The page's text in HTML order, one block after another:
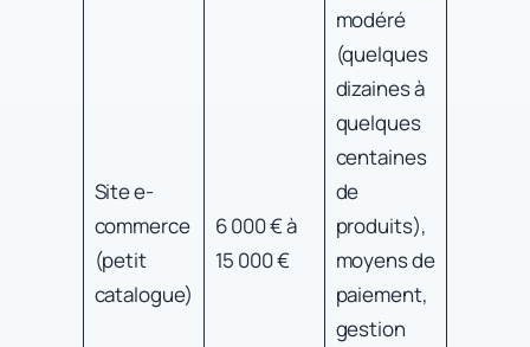
Site e-
commerce
(petit
catalogue)
6 000 € à
15 000 €
modéré
(quelques
dizaines à
quelques
centaines
de
produits),
moyens de
paiement,
gestion